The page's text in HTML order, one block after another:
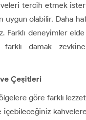
tercih etmek
uygun olabilir. Daha
Farklı deneyimler
damak
Çeşitleri
göre farklı